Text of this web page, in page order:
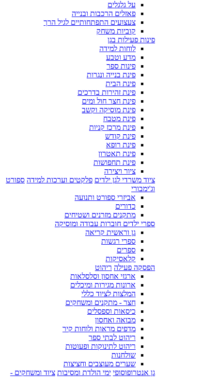
על גלגלים
פאזלים הרכבות ובנייה
צעצועים התפתחותיים לגיל הרך
קוביות משחק
פינות פעילות בגן
לוחות למידה
מדע וטבע
פינות ספר
פינת בנייה ונגרות
פינת הבית
פינת זהירות בדרכים
פינת חצר חול ומים
פינת מוסיקה וקשב
פינת מטבח
פינת מרכז קניות
פינת קודש
פינת רופא
פינת תאטרון
פינת תחפושות
ציור ויצירה
ציוד משרדי לגן ילדים פלקטים וערכות למידה ספורט
וג'ימבורי
אביזרי ספורט ותנועה
כדורים
מתקנים מזרנים ושטיחים
ספרי ילדים חוברות עבודה ומוסיקה
גן וראשית קריאה
ספרי רגשות
ספרים
קלאסיקות
הפסקה פעילה ריהוט
ארגזי אחסון וסלסלאות
ארונות מגירות ומיכלים
המלצות לציוד כללי
חצר - מתקנים ומשחקים
כיסאות וספסלים
מבואה ואחסון
מדפים מראות ולוחות קיר
ריהוט לבתי ספר
ריהוט לתינוקות ופעוטות
שולחנות
שערים מעוצבים וחציצות
גן אנטרופוסופי ימי הולדת ומסיבות ציוד ומשחקים -